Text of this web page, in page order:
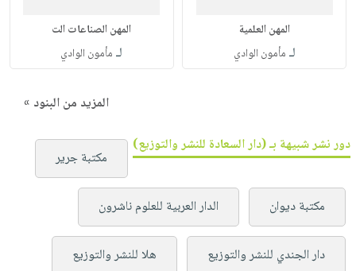
المهن العلمية
لـ مأمون الوادي
المهن الصناعات الت
لـ مأمون الوادي
المزيد من البنود »
دور نشر شبيهة بـ (دار السعادة للنشر والتوزيع)
مكتبة جرير
مكتبة ديوان الدار العربية للعلوم ناشرون
دار الجندي للنشر والتوزيع هلا للنشر والتوزيع